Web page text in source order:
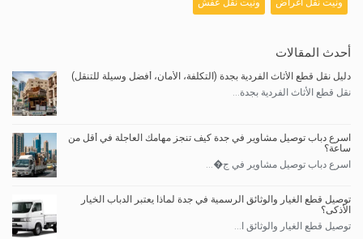
أحدث المقالات
دليل نقل قطع الأثاث الفردية بجدة (التكلفة، الأمان، أفضل وسيلة للتنقل)
نقل قطع الأثاث الفردية بجدة...
اسرع دباب توصيل مشاوير في جدة كيف تنجز مهامك العاجلة في أقل من
ساعة؟
اسرع دباب توصيل مشاوير في ج�...
توصيل قطع الغيار والوثائق الرسمية في جدة لماذا يعتبر الدباب الخيار
الأذكى؟
توصيل قطع الغيار والوثائق ا...